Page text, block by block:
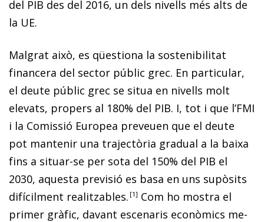
del PIB des del 2016, un dels nivells més alts de
la UE.
Malgrat això, es qüestiona la sostenibilitat
financera del sector públic grec. En particular,
el deute públic grec se situa en nivells molt
elevats, propers al 180% del PIB. I, tot i que l’FMI
i la Comissió Europea preveuen que el deute
pot mantenir una trajectòria gradual a la baixa
fins a si­­tuar-se per sota del 150% del PIB el
2030, aquesta previsió es basa en uns supòsits
difícilment realitzables. 1
Com ho mostra el
primer gràfic, davant escenaris econòmics me­­